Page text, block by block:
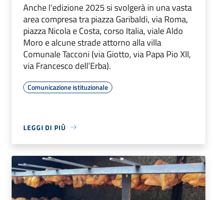
Anche l'edizione 2025 si svolgerà in una vasta
area compresa tra piazza Garibaldi, via Roma,
piazza Nicola e Costa, corso Italia, viale Aldo
Moro e alcune strade attorno alla villa
Comunale Tacconi (via Giotto, via Papa Pio XII,
via Francesco dell’Erba).
Comunicazione istituzionale
LEGGI DI PIÙ